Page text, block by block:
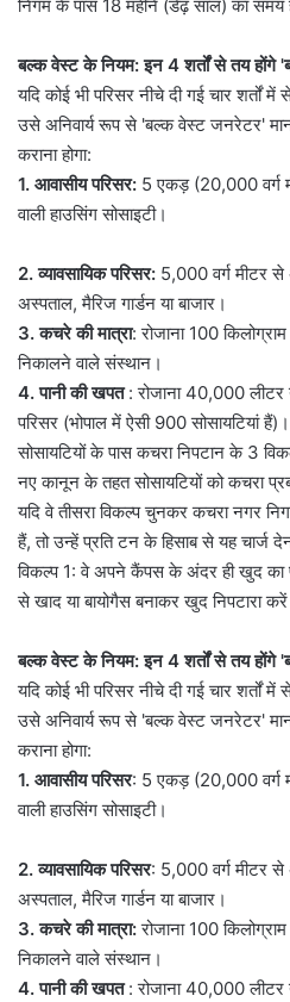
निगम के पास 18 महीने (डेढ़ साल) का समय
बल्क वेस्ट के नियम: इन 4 शर्तों से तय होंगे
यदि कोई भी परिसर नीचे दी गई चार शर्तों
उसे अनिवार्य रूप से 'बल्क वेस्ट जनरेटर'
कराना होगा:
1. आवासीय परिसर: 5 एकड़ (20,000 वर्ग
वाली हाउसिंग सोसाइटी।
2. व्यावसायिक परिसर: 5,000 वर्ग मीटर
अस्पताल, मैरिज गार्डन या बाजार।
3. कचरे की मात्रा: रोजाना 100
निकालने वाले संस्थान।
4. पानी की खपत: रोजाना 40,000
परिसर (भोपाल में ऐसी 900 सोसायटियां हैं)।
सोसायटियों के पास कचरा निपटान के 3
नए कानून के तहत सोसायटियों को कचरा
यदि वे तीसरा विकल्प चुनकर कचरा नगर
हैं, तो उन्हें प्रति टन के हिसाब से यह चार्ज
विकल्प 1: वे अपने कैंपस के अंदर ही खुद का
से खाद या बायोगैस बनाकर खुद निपटारा
बल्क वेस्ट के नियम: इन 4 शर्तों से तय होंगे
यदि कोई भी परिसर नीचे दी गई चार शर्तों
उसे अनिवार्य रूप से 'बल्क वेस्ट जनरेटर'
कराना होगा:
1. आवासीय परिसर: 5 एकड़ (20,000 वर्ग
वाली हाउसिंग सोसाइटी।
2. व्यावसायिक परिसर: 5,000 वर्ग मीटर
अस्पताल, मैरिज गार्डन या बाजार।
3. कचरे की मात्रा:रोजाना 100
निकालने वाले संस्थान।
4. पानी की खपत: रोजाना 40,000